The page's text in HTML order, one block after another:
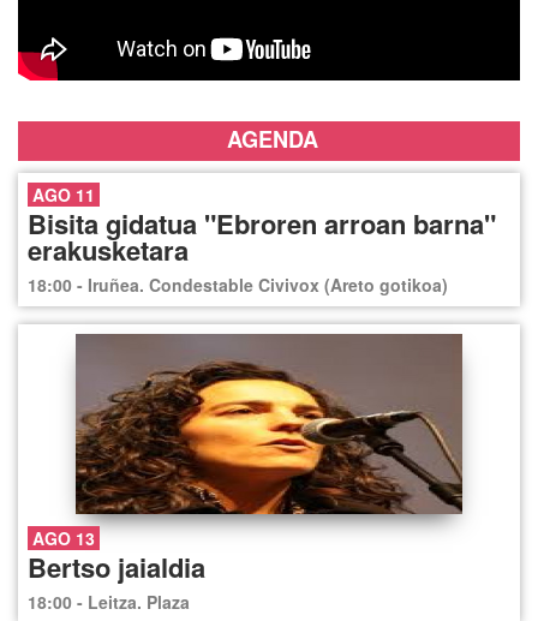
AGENDA
AGO 11
Bisita gidatua "Ebroren arroan barna"
erakusketara
18:00 - Iruñea. Condestable Civivox (Areto gotikoa)
AGO 13
Bertso jaialdia
18:00 - Leitza. Plaza